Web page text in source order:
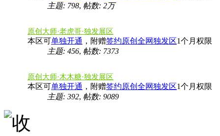
主题: 798, 帖数: 2万
原创大师·老虎哥·独发展区
本区可单独开通 ，附赠签约原创全网独发区1个月权限
主题: 456, 帖数: 7373
原创大师·木木糖·独发展区
本区可单独开通 ，附赠签约原创全网独发区1个月权限
主题: 392, 帖数: 9089